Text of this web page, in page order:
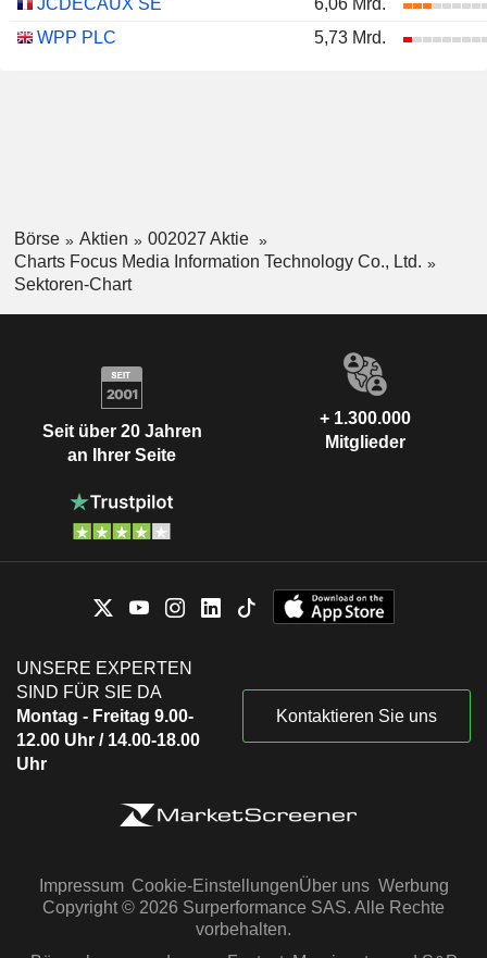
JCDECAUX SE
6,06 Mrd.
WPP PLC
5,73 Mrd.
Börse Aktien
002027 Aktie
Charts Focus Media Information Technology Co., Ltd.
Sektoren-Chart
Seit über 20 Jahren
an Ihrer Seite
+ 1.300.000
Mitglieder
UNSERE EXPERTEN
SIND FÜR SIE DA
Montag - Freitag 9.00-
12.00 Uhr / 14.00-18.00
Uhr
Kontaktieren Sie uns
Impressum Cookie-EinstellungenÜber uns Werbung
Copyright © 2026 Surperformance SAS. Alle Rechte
vorbehalten.